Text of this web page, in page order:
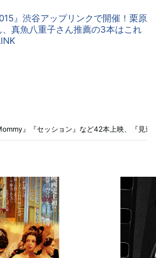
』渋谷アップリンクで開催！栗原
真魚八重子さん推薦の3本はこれ
』『セッション』など42本上映、『見